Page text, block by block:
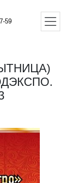
59